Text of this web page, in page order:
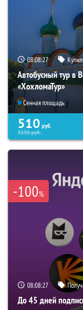
08:08:26
Автобусный тур в
«ХохломаТур»
Сенная площадь
510 руб.
5190руб.
-100%
08:08:26
До 45 дней